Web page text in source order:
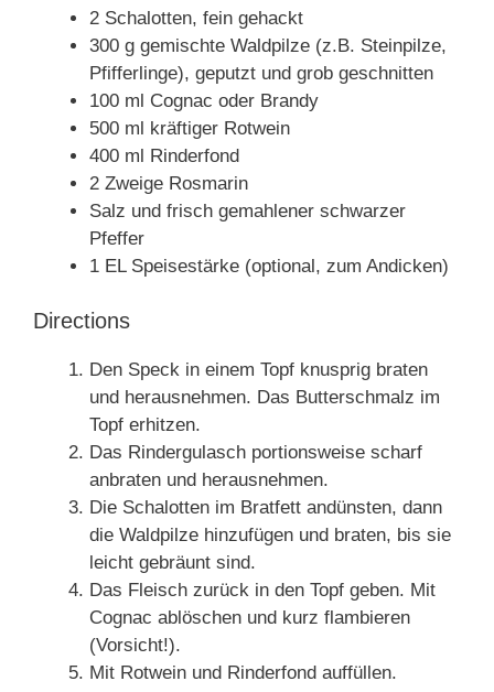
2 Schalotten, fein gehackt
300 g gemischte Waldpilze (z.B. Steinpilze,
Pfifferlinge), geputzt und grob geschnitten
100 ml Cognac oder Brandy
500 ml kräftiger Rotwein
400 ml Rinderfond
2 Zweige Rosmarin
Salz und frisch gemahlener schwarzer
Pfeffer
1 EL Speisestärke (optional, zum Andicken)
Directions
Den Speck in einem Topf knusprig braten
und herausnehmen. Das Butterschmalz im
Topf erhitzen.
Das Rindergulasch portionsweise scharf
anbraten und herausnehmen.
Die Schalotten im Bratfett andünsten, dann
die Waldpilze hinzufügen und braten, bis sie
leicht gebräunt sind.
Das Fleisch zurück in den Topf geben. Mit
Cognac ablöschen und kurz flambieren
(Vorsicht!).
Mit Rotwein und Rinderfond auffüllen.